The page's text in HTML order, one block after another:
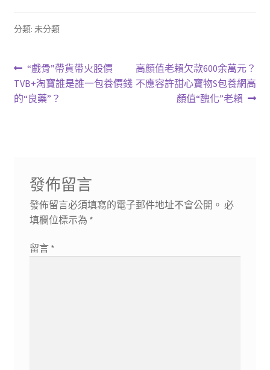
分類: 未分類
文
章
上
一
篇
“戲骨”帶貨帶火股價
TVB+淘寶誰是誰一包養價錢
的“良藥”？
下
一
高顏值老賴欠款600余萬元？
不應容許甜心寶物S包養網高
顏值“醜化”老賴
發佈留言
發佈留言必須填寫的電子郵件地址不會公開。 必
填欄位標示為 *
留言 *